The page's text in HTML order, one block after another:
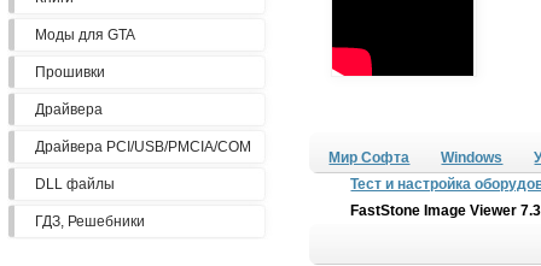
Моды для GTA
Прошивки
Драйвера
Драйвера PCI/USB/PMCIA/COM
DLL файлы
ГДЗ, Решебники
Мир Софта Windows
Тест и настройка
FastStone Image Viewer 7.3